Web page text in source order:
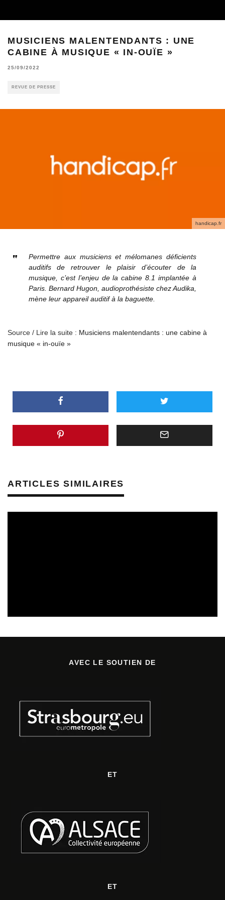
MUSICIENS MALENTENDANTS : UNE
CABINE À MUSIQUE « IN-OUÏE »
25/09/2022
REVUE DE PRESSE
handicap.fr
Permettre aux musiciens et mélomanes déficients
auditifs de retrouver le plaisir d’écouter de la
musique, c’est l’enjeu de la cabine 8.1 implantée à
Paris. Bernard Hugon, audioprothésiste chez Audika,
mène leur appareil auditif à la baguette.
Source / Lire la suite : Musiciens malentendants : une cabine à
musique « in-ouïe »
ARTICLES SIMILAIRES
AVEC LE SOUTIEN DE
ET
ET